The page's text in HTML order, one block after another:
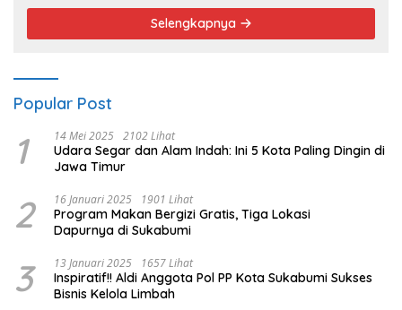
Selengkapnya
Popular Post
1 14 Mei 2025 2102 Lihat
Udara Segar dan Alam Indah: Ini 5 Kota Paling Dingin di
Jawa Timur
2 16 Januari 2025 1901 Lihat
Program Makan Bergizi Gratis, Tiga Lokasi
Dapurnya di Sukabumi
3 13 Januari 2025 1657 Lihat
Inspiratif!! Aldi Anggota Pol PP Kota Sukabumi Sukses
Bisnis Kelola Limbah